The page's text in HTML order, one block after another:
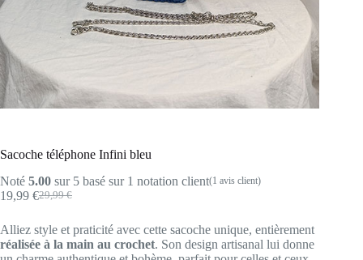
Sacoche téléphone Infini bleu
Noté 5.00 sur 5 basé sur 1 notation client(1 avis client)
29,99€
Le
initial
était :
19,99 €Le
actuel
est :
Alliez style et praticité avec cette sacoche unique, entièrement
réalisée à la main au crochet. Son design artisanal lui donne